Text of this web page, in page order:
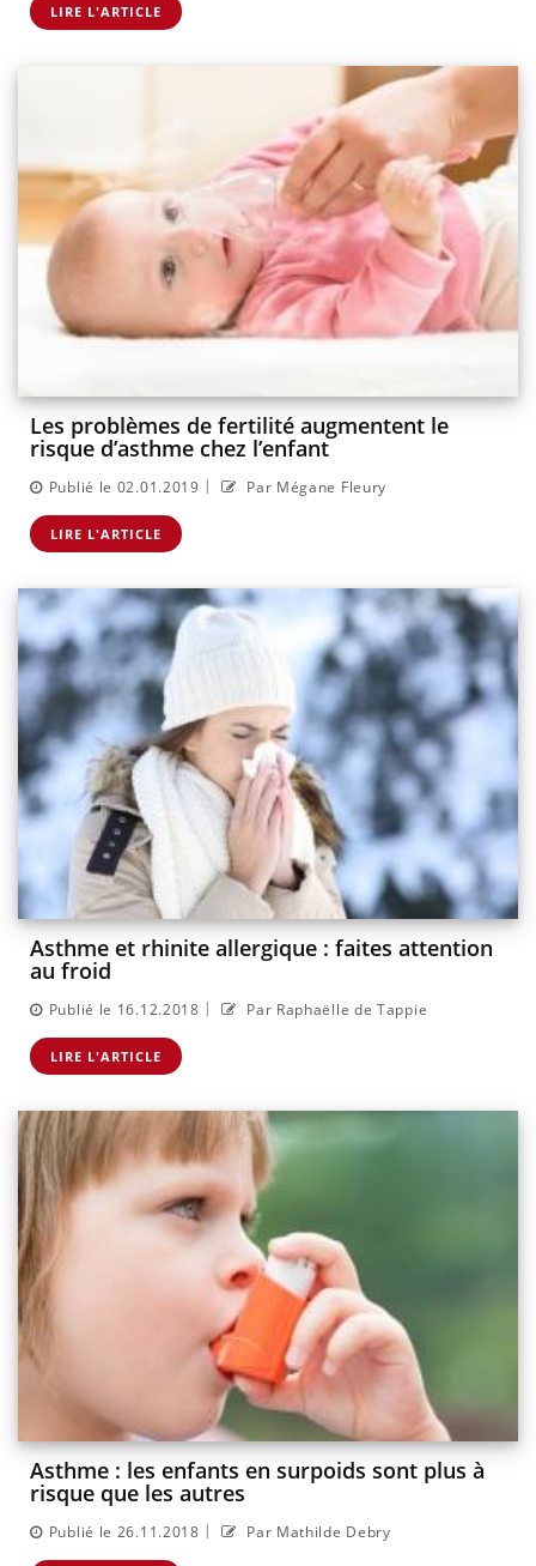
LIRE L'ARTICLE
Les problèmes de fertilité augmentent le
risque d’asthme chez l’enfant
Publié le 02.01.2019 | Par Mégane Fleury
LIRE L'ARTICLE
Asthme et rhinite allergique : faites attention
au froid
Publié le 16.12.2018 | Par Raphaëlle de Tappie
LIRE L'ARTICLE
Asthme : les enfants en surpoids sont plus à
risque que les autres
Publié le 26.11.2018 | Par Mathilde Debry